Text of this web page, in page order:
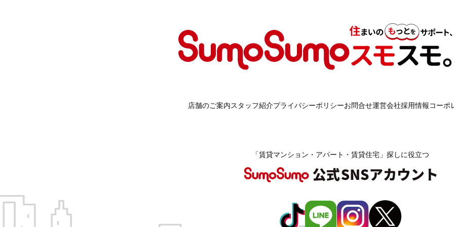
店舗のご案内スタッフ紹介プライバシーポリシーお問合せ運営会社採用情報コーポ
「賃貸マンション・アパート・賃貸住宅」探しに役立つ